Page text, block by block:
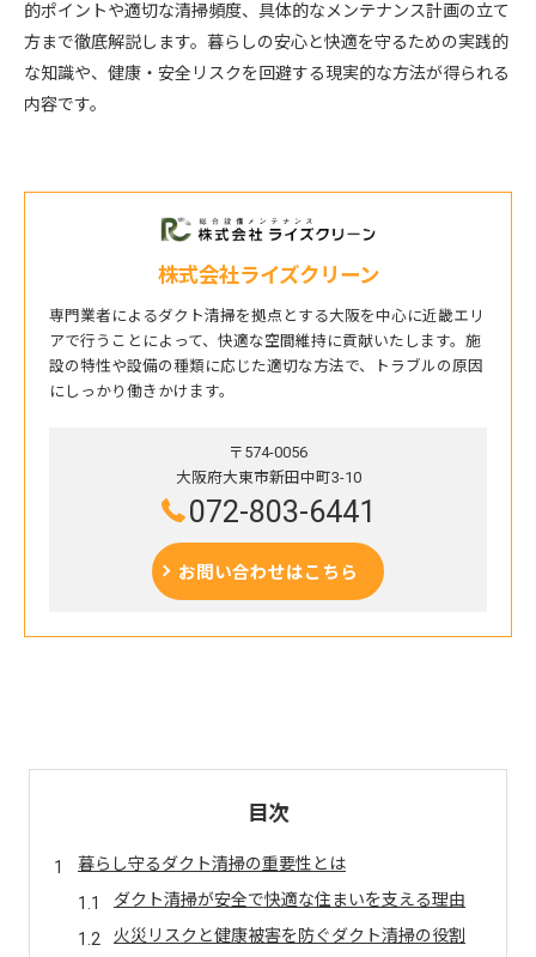
的ポイントや適切な清掃頻度、具体的なメンテナンス計画の立て
方まで徹底解説します。暮らしの安心と快適を守るための実践的
な知識や、健康・安全リスクを回避する現実的な方法が得られる
内容です。
株式会社ライズクリーン
専門業者によるダクト清掃を拠点とする大阪を中心に近畿エリ
アで行うことによって、快適な空間維持に貢献いたします。施
設の特性や設備の種類に応じた適切な方法で、トラブルの原因
にしっかり働きかけます。
〒574-0056
大阪府大東市新田中町3-10
072-803-6441
お問い合わせはこちら
目次
暮らし守るダクト清掃の重要性とは
ダクト清掃が安全で快適な住まいを支える理由
火災リスクと健康被害を防ぐダクト清掃の役割